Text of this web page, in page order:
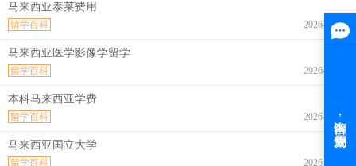
马来西亚泰莱费用
2026-08-06
留学百科
马来西亚医学影像学留学
2026-08-06
留学百科
本科马来西亚学费
2026-08-06
留学百科
马来西亚国立大学
2026-08-06
留学百科